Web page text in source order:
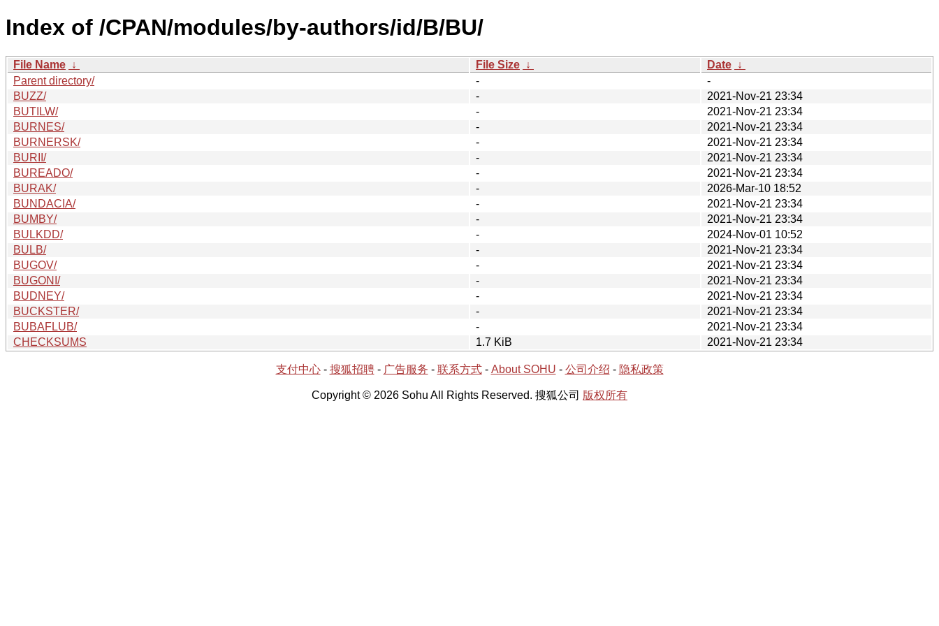
Index of /CPAN/modules/by-authors/id/B/BU/
File Name ↓ File Size ↓ Date ↓
Parent directory/
-
-
BUZZ/
-
2021-Nov-21 23:34
BUTILW/
-
2021-Nov-21 23:34
BURNES/
-
2021-Nov-21 23:34
BURNERSK/
-
2021-Nov-21 23:34
BURII/
-
2021-Nov-21 23:34
BUREADO/
-
2021-Nov-21 23:34
BURAK/
-
2026-Mar-10 18:52
BUNDACIA/
-
2021-Nov-21 23:34
BUMBY/
-
2021-Nov-21 23:34
BULKDD/
-
2024-Nov-01 10:52
BULB/
-
2021-Nov-21 23:34
BUGOV/
-
2021-Nov-21 23:34
BUGONI/
-
2021-Nov-21 23:34
BUDNEY/
-
2021-Nov-21 23:34
BUCKSTER/
-
2021-Nov-21 23:34
BUBAFLUB/
-
2021-Nov-21 23:34
CHECKSUMS
1.7 KiB 2021-Nov-21 23:34
支付中心- 搜狐招聘- 广告服务 - 联系方式- About SOHU - 公司介绍 - 隐私政策
Copyright © 2026 Sohu All Rights Reserved. 搜狐公司 版权所有